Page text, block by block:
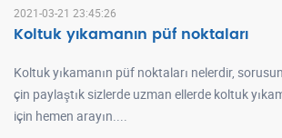
2021-03-21 23:45:26
Koltuk yıkamanın püf noktaları
Koltuk yıkamanın püf noktaları nelerdir,
çin paylaştık sizlerde uzman ellerde koltuk
için hemen arayın....